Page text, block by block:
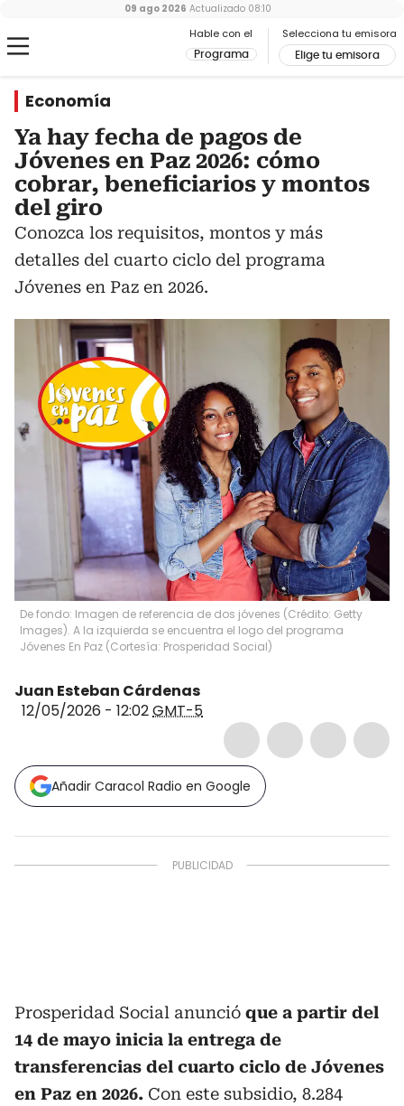
Hable con el
Programa
Selecciona tu emisora
Elige tu emisora
09 ago 2026 Actualizado 08:10
Economía
Ya hay fecha de pagos de
Jóvenes en Paz 2026: cómo
cobrar, beneficiarios y montos
del giro
Conozca los requisitos, montos y más
detalles del cuarto ciclo del programa
Jóvenes en Paz en 2026.
De fondo: Imagen de referencia de dos jóvenes (Crédito: Getty
Images). A la izquierda se encuentra el logo del programa
Jóvenes En Paz (Cortesía: Prosperidad Social)
Juan Esteban Cárdenas
12/05/2026 - 12:02GMT-5
Añadir Caracol Radio en Google
Prosperidad Social anunció que a partir del
14 de mayo inicia la entrega de
transferencias del cuarto ciclo de Jóvenes
en Paz en 2026. Con este subsidio, 8.284